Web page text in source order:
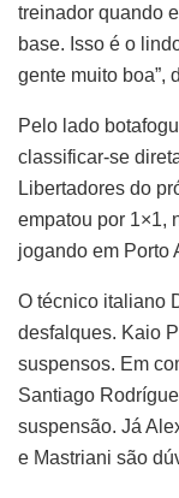
treinador quando
base. Isso é o
gente muito boa”,
Pelo lado
classificar-se
Libertadores do
empatou por 1×1,
jogando em Porto
O técnico italiano
desfalques. Kaio
suspensos. Em
Santiago
suspensão. Já
e Mastriani são